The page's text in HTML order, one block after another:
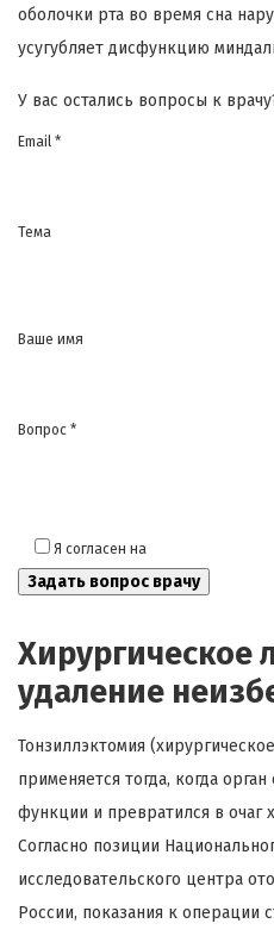
оболочки рта во время сна
усугубляет дисфункцию
У вас остались вопросы к
Email *
Тема
Ваше имя
Вопрос *
Я согласен на
Хирургическое
удаление
Тонзиллэктомия
применяется тогда, когда
функции и превратился в очаг
Согласно позиции
исследовательского центра
России, показания к операции